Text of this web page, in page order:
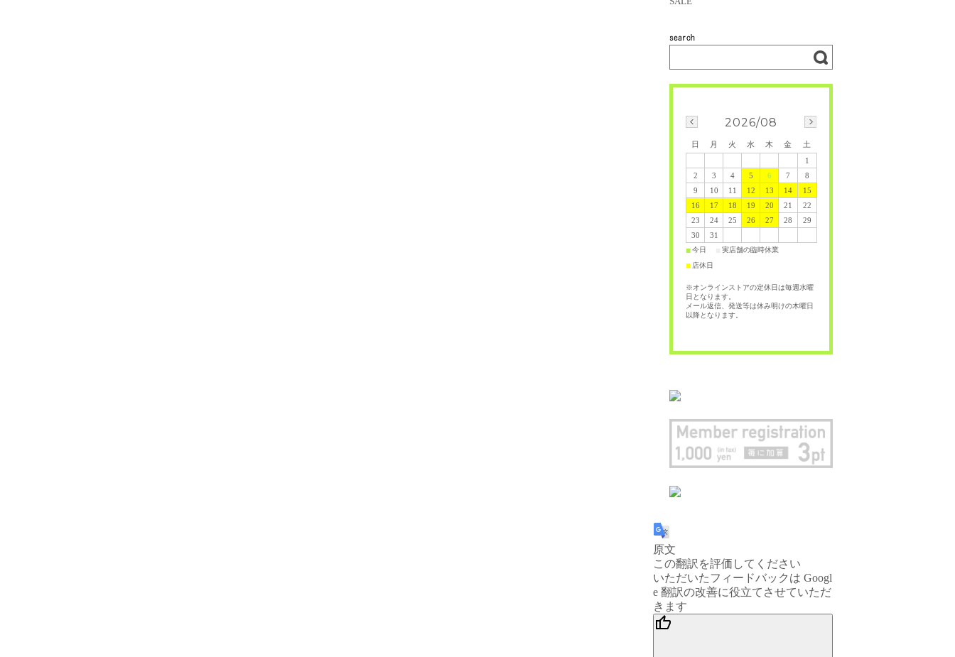
2026/08
日 月 火 水 木 金
土
1
2
3 4 5 6 7
8
9
10 11 12 13 14
15
16
17 18 19 20 21
22
23
24 25 26 27 28
29
30
31
■今日 実店舗の臨時休業
■ 店休日
※オンラインストアの定休日は毎週水曜
日となります。
メール返信、発送等は休み明けの木曜日
以降となります。
原文
この翻訳を評価してください
いただいたフィードバックは Googl
e 翻訳の改善に役立てさせていただ
きます